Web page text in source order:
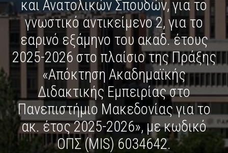
και Ανατολικών Σπουδών, για το
γνωστικό αντικείμενο 2, για το
εαρινό εξάμηνο του ακαδ. έτους
2025-2026 στο πλαίσιο της Πράξης
«Απόκτηση Ακαδημαϊκής
Διδακτικής Εμπειρίας στο
Πανεπιστήμιο Μακεδονίας για το
ακ. έτος 2025-2026», με κωδικό
ΟΠΣ (MIS) 6034642.